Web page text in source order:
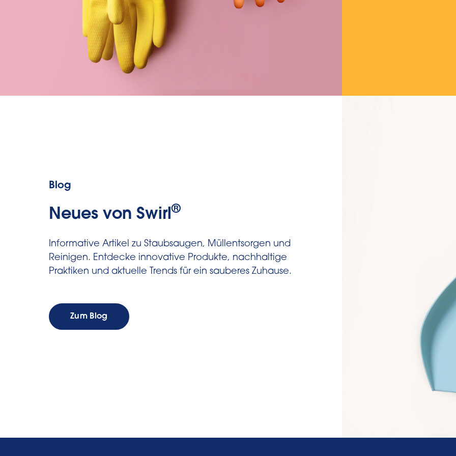
Blog
Neues von Swirl®
Informative Artikel zu Staubsaugen, Müllentsorgen und
Reinigen. Entdecke innovative Produkte, nachhaltige
Praktiken und aktuelle Trends für ein sauberes Zuhause.
Zum Blog